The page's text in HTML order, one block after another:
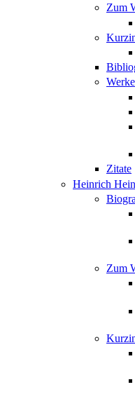
Zum
Werke
Zitate
Heinrich
Zum